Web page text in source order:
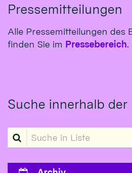
Pressemitteilungen
Alle Pressemitteilungen des
finden Sie im Pressebereich.
Suche innerhalb der
Suche in Liste